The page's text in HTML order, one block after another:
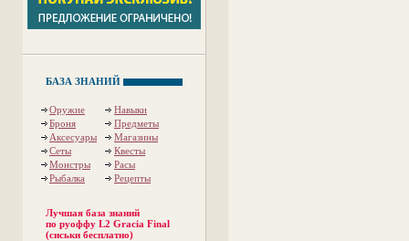
БАЗА ЗНАНИЙ
Оружие
Навыки
Броня
Предметы
Аксесуары
Магазины
Сеты
Квесты
Монстры
Расы
Рыбалка
Рецепты
Лучшая база знаний
по руоффу L2 Gracia Final
(сиськи бесплатно)